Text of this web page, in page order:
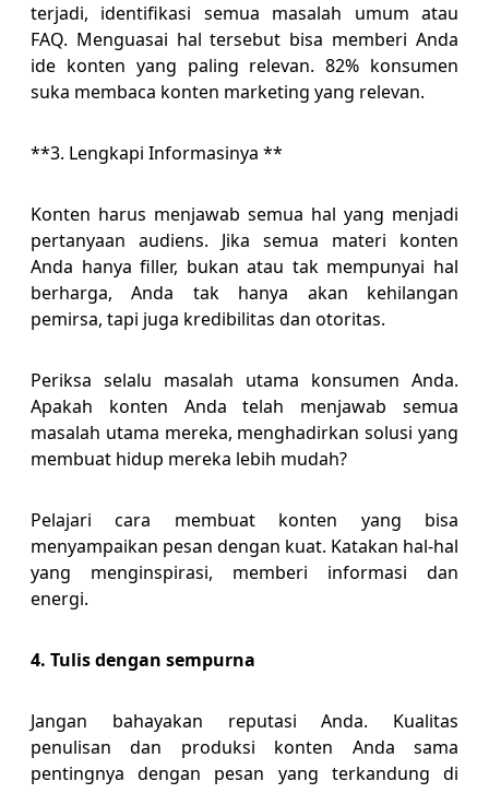
terjadi, identifikasi semua masalah umum atau
FAQ. Menguasai hal tersebut bisa memberi Anda
ide konten yang paling relevan. 82% konsumen
suka membaca konten marketing yang relevan.
**3. Lengkapi Informasinya **
Konten harus menjawab semua hal yang menjadi
pertanyaan audiens. Jika semua materi konten
Anda hanya filler, bukan atau tak mempunyai hal
berharga, Anda tak hanya akan kehilangan
pemirsa, tapi juga kredibilitas dan otoritas.
Periksa selalu masalah utama konsumen Anda.
Apakah konten Anda telah menjawab semua
masalah utama mereka, menghadirkan solusi yang
membuat hidup mereka lebih mudah?
Pelajari cara membuat konten yang bisa
menyampaikan pesan dengan kuat. Katakan hal-hal
yang menginspirasi, memberi informasi dan
energi.
4. Tulis dengan sempurna
Jangan bahayakan reputasi Anda. Kualitas
penulisan dan produksi konten Anda sama
pentingnya dengan pesan yang terkandung di